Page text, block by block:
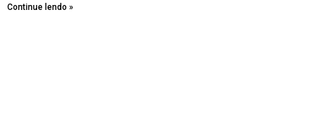
Continue lendo »